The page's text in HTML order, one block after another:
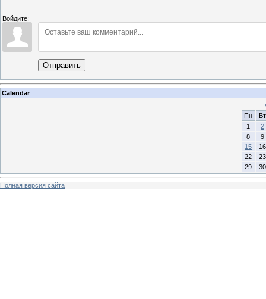
Войдите:
Отправить
Calendar
Пн
Вт
1
2
8
9
15
16
22
23
29
30
Полная версия сайта